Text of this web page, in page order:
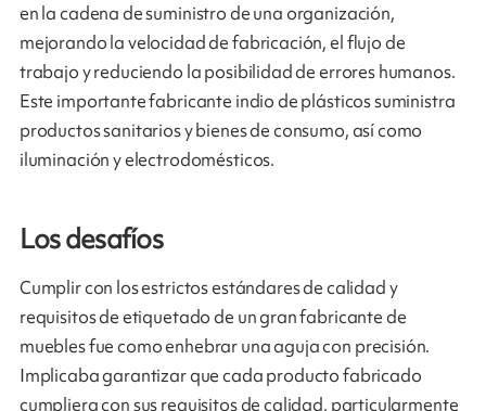
en la cadena de suministro de una organización,
mejorando la velocidad de fabricación, el flujo de
trabajo y reduciendo la posibilidad de errores humanos.
Este importante fabricante indio de plásticos suministra
productos sanitarios y bienes de consumo, así como
iluminación y electrodomésticos.
Los desafíos
Cumplir con los estrictos estándares de calidad y
requisitos de etiquetado de un gran fabricante de
muebles fue como enhebrar una aguja con precisión.
Implicaba garantizar que cada producto fabricado
cumpliera con sus requisitos de calidad, particularmente